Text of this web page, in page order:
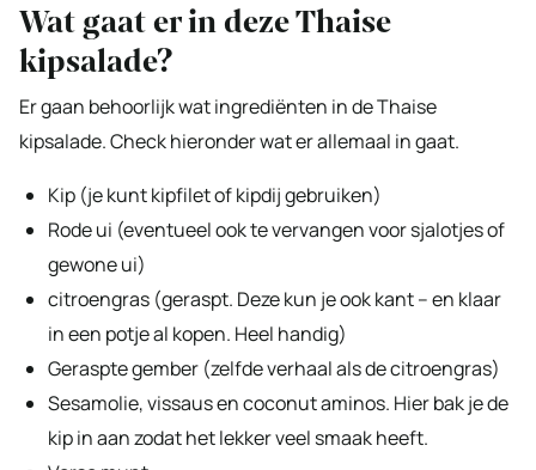
Wat gaat er in deze Thaise
kipsalade?
Er gaan behoorlijk wat ingrediënten in de Thaise
kipsalade. Check hieronder wat er allemaal in gaat.
Kip (je kunt kipfilet of kipdij gebruiken)
Rode ui (eventueel ook te vervangen voor sjalotjes of
gewone ui)
citroengras (geraspt. Deze kun je ook kant – en klaar
in een potje al kopen. Heel handig)
Geraspte gember (zelfde verhaal als de citroengras)
Sesamolie, vissaus en coconut aminos. Hier bak je de
kip in aan zodat het lekker veel smaak heeft.